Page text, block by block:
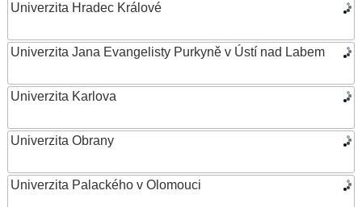
Univerzita Hradec Králové
Univerzita Jana Evangelisty Purkyně v Ústí nad Labem
Univerzita Karlova
Univerzita Obrany
Univerzita Palackého v Olomouci